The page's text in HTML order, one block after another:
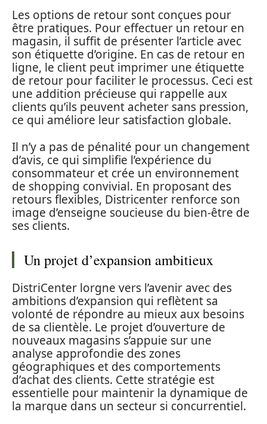
Les options de retour sont conçues pour
être pratiques. Pour effectuer un retour en
magasin, il suffit de présenter l’article avec
son étiquette d’origine. En cas de retour en
ligne, le client peut imprimer une étiquette
de retour pour faciliter le processus. Ceci est
une addition précieuse qui rappelle aux
clients qu’ils peuvent acheter sans pression,
ce qui améliore leur satisfaction globale.
Il n’y a pas de pénalité pour un changement
d’avis, ce qui simplifie l’expérience du
consommateur et crée un environnement
de shopping convivial. En proposant des
retours flexibles, Districenter renforce son
image d’enseigne soucieuse du bien-être de
ses clients.
Un projet d’expansion ambitieux
DistriCenter lorgne vers l’avenir avec des
ambitions d’expansion qui reflètent sa
volonté de répondre au mieux aux besoins
de sa clientèle. Le projet d’ouverture de
nouveaux magasins s’appuie sur une
analyse approfondie des zones
géographiques et des comportements
d’achat des clients. Cette stratégie est
essentielle pour maintenir la dynamique de
la marque dans un secteur si concurrentiel.